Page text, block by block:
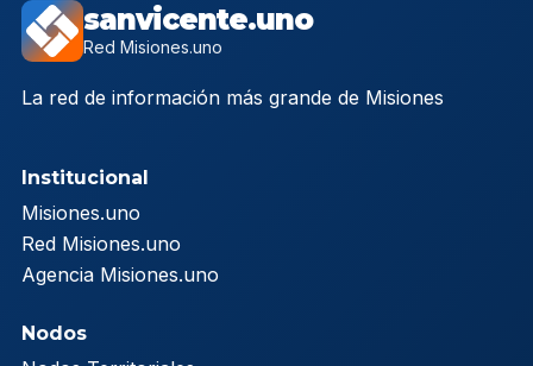
sanvicente.uno
Red Misiones.uno
La red de información más grande de Misiones
Institucional
Misiones.uno
Red Misiones.uno
Agencia Misiones.uno
Nodos